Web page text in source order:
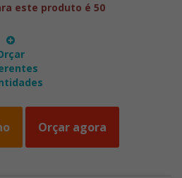
este produto é 50
Orçar agora